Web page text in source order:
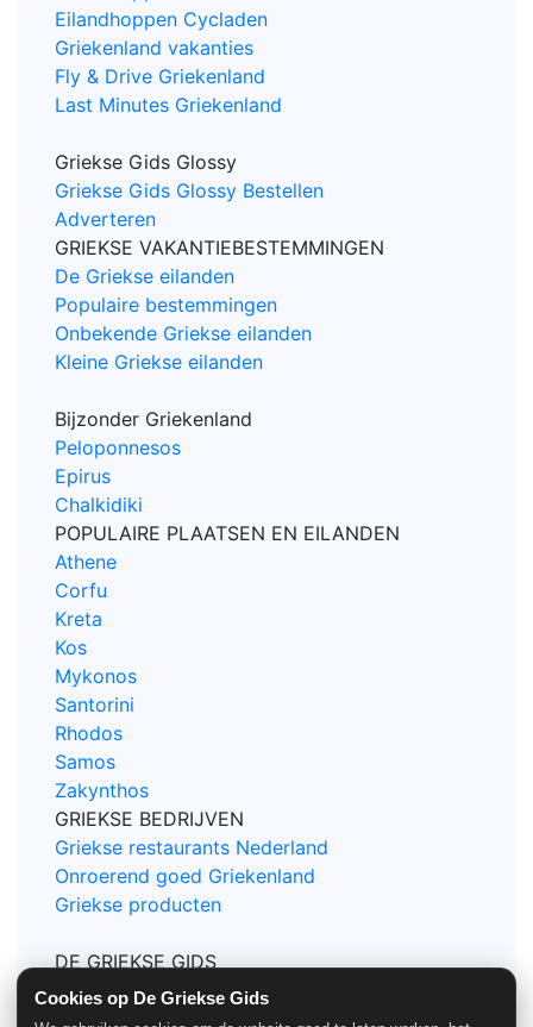
Cookies op De Griekse Gids
Eilandhoppen Cycladen
Griekenland vakanties
Fly & Drive Griekenland
Last Minutes Griekenland
Griekse Gids Glossy
Griekse Gids Glossy Bestellen
Adverteren
GRIEKSE VAKANTIEBESTEMMINGEN
De Griekse eilanden
Populaire bestemmingen
Onbekende Griekse eilanden
Kleine Griekse eilanden
Bijzonder Griekenland
Peloponnesos
Epirus
Chalkidiki
POPULAIRE PLAATSEN EN EILANDEN
Athene
Corfu
Kreta
Kos
Mykonos
Santorini
Rhodos
Samos
Zakynthos
GRIEKSE BEDRIJVEN
Griekse restaurants Nederland
Onroerend goed Griekenland
Griekse producten
DE GRIEKSE GIDS
Contact
Privacy en Cookie policy